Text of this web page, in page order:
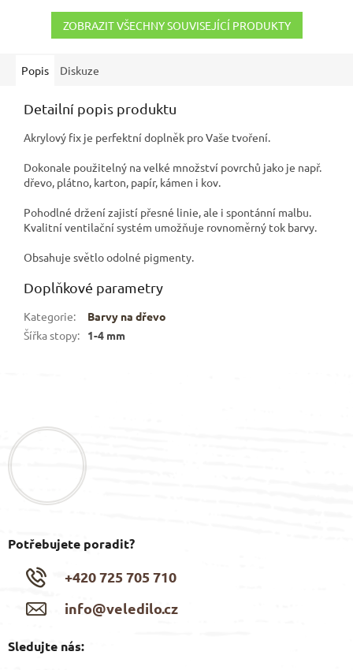
ZOBRAZIT VŠECHNY SOUVISEJÍCÍ PRODUKTY
Popis Diskuze
Detailní popis produktu
Akrylový fix je perfektní doplněk pro Vaše tvoření.
Dokonale použitelný na velké množství povrchů jako je např.
dřevo, plátno, karton, papír, kámen i kov.
Pohodlné držení zajistí přesné linie, ale i spontánní malbu.
Kvalitní ventilační systém umožňuje rovnoměrný tok barvy.
Obsahuje světlo odolné pigmenty.
Doplňkové parametry
Kategorie:
Barvy na dřevo
Šířka stopy: 1-4 mm
Potřebujete poradit?
+420 725 705 710
info@veledilo.cz
Sledujte nás: